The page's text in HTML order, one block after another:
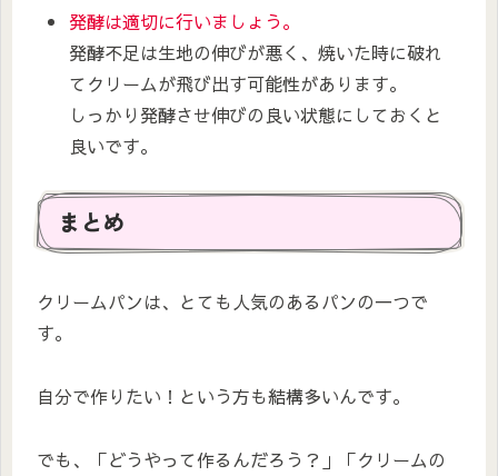
発酵は適切に行いましょう。
発酵不足は生地の伸びが悪く、焼いた時に破れ
てクリームが飛び出す可能性があります。
しっかり発酵させ伸びの良い状態にしておくと
良いです。
まとめ
クリームパンは、とても人気のあるパンの一つで
す。
自分で作りたい！という方も結構多いんです。
でも、「どうやって作るんだろう？」「クリームの